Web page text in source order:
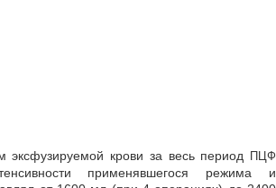
крови за весь период ПЦФ
применявшегося режима и